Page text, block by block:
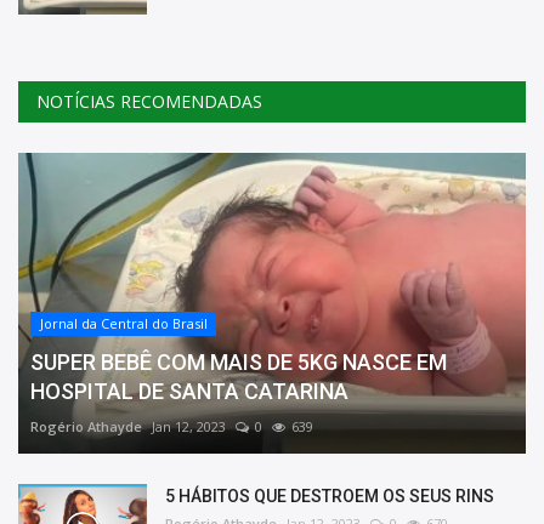
NOTÍCIAS RECOMENDADAS
Jornal da Central do Brasil
SUPER BEBÊ COM MAIS DE 5KG NASCE EM
HOSPITAL DE SANTA CATARINA
Rogério Athayde Jan 12, 2023 0 639
5 HÁBITOS QUE DESTROEM OS SEUS RINS